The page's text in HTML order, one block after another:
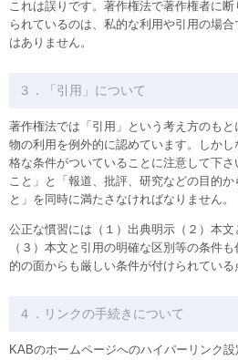
これは誤りです。著作権法で著作権者に
られているのは、私的な利用や引用の場
はありません。
３．「引用」について
著作権法では「引用」という考え方のも
物の利用を例外的に認めています。しか
格な条件がついていることに注意して下
こと」と「報道、批評、研究などの目的
と」を同時に満たさなければなりません。
公正な慣習には（１）出典明示（２）本
（３）本文と引用の明確な区別等の条件
的の面からも厳しい条件が付けられている
４．リンクの手続きについて
KABのホームページへのハイパーリンク